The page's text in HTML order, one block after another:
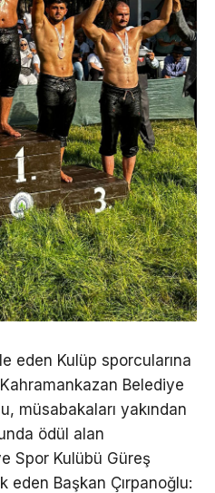
eden Kulüp sporcularına
Belediye
müsabakaları yakından
ödül alan
Spor Kulübü Güreş
eden Başkan Çırpanoğlu: